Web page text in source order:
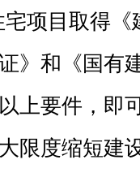
项目取得
》和《国有
上要件，即
限度缩短建